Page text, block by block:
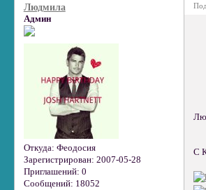
Людмила
Админ
Откуда: Феодосия
Зарегистрирован: 2007-05-28
Приглашений: 0
Сообщений: 18052
С